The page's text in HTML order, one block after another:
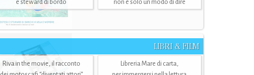
e steward di bordo
non è solo un modo di dire
LIBRI & FILM
Riva in the movie, il racconto
Libreria Mare di carta,